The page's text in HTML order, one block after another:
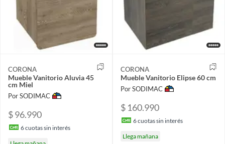
CORONA
Mueble Vanitorio Aluvia 45
cm Miel
Por SODIMAC
$ 96.990
6cuotas sin interés
CORONA
Mueble Vanitorio Elipse 60 cm
Por SODIMAC
$ 160.990
6cuotas sin interés
Llega mañana